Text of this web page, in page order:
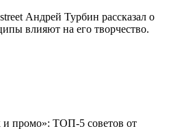
Андрей Турбин рассказал о
влияют на его творчество.
и промо»: ТОП-5 советов от